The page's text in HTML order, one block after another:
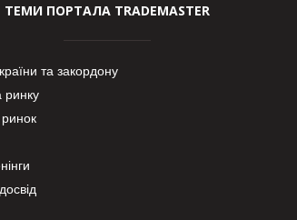
ТЕМИ ПОРТАЛА TRADEMASTER
та закордону
ринку